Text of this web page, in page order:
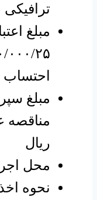
ترافیکی
مبلغ
احتساب
مبلغ
ریال
محل
نحوه